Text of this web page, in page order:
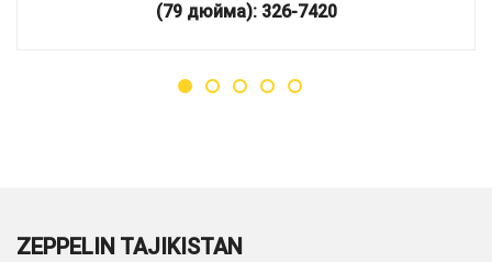
(79 дюйма): 326-7420
ZEPPELIN TAJIKISTAN